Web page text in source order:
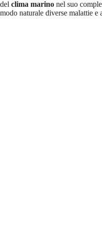
del clima marino nel suo
modo naturale diverse malattie